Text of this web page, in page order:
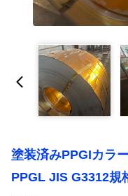
塗装済みPPGIカラ
PPGL JIS G3312規